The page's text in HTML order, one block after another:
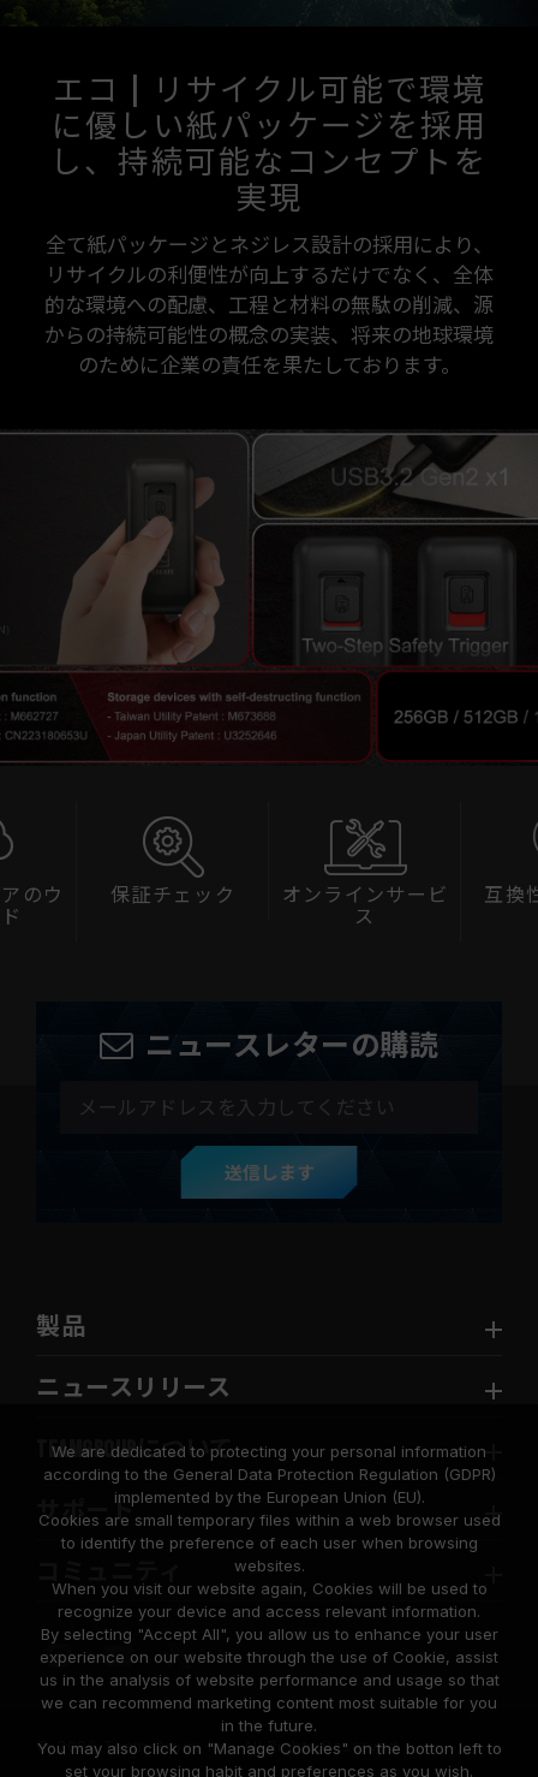
エコ | リサイクル可能で環境
に優しい紙パッケージを採用
し、持続可能なコンセプトを
実現
全て紙パッケージとネジレス設計の採用により、
リサイクルの利便性が向上するだけでなく、全体
的な環境への配慮、工程と材料の無駄の削減、源
からの持続可能性の概念の実装、将来の地球環境
のために企業の責任を果たしております。
のウ
保証チェック
オンラインサービ
ス
互換
ニュースレターの購読
送信します
製品
ニュースリリース
TEAMGROUPについて
サポート
© 2026 Team Group Inc. All Rights Reserved.
We are dedicated to protecting your personal information
according to the General Data Protection Regulation (GDPR)
implemented by the European Union (EU).
Cookies are small temporary files within a web browser used
to identify the preference of each user when browsing
websites.
When you visit our website again, Cookies will be used to
recognize your device and access relevant information.
By selecting "Accept All", you allow us to enhance your user
experience on our website through the use of Cookie, assist
us in the analysis of website performance and usage so that
we can recommend marketing content most suitable for you
in the future.
You may also click on "Manage Cookies" on the botton left to
set your browsing habit and preferences as you wish.